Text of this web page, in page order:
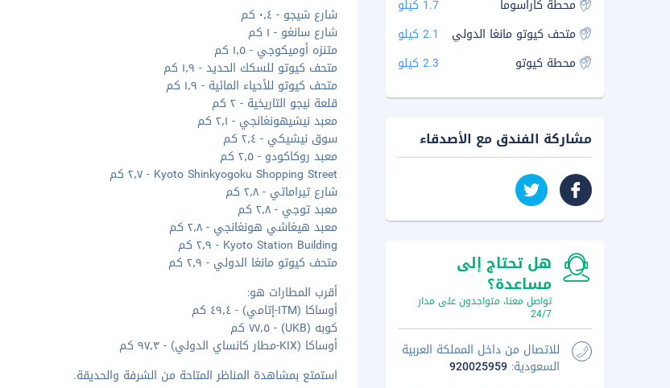
شارع شيجو - ٠٫٤ كم
شارع سانغو - ١ كم
متنزه أوميكوجي - ١٫٥ كم
متحف كيوتو للسكك الحديد - ١٫٩ كم
متحف كيوتو للأحياء المائية - ١٫٩ كم
قلعة نيجو التاريخية - ٢ كم
معبد نيشيهونغانجي - ٢٫١ كم
سوق نيشيكي - ٢٫٤ كم
معبد روكاكودو - ٢٫٥ كم
Kyoto Shinkyogoku Shopping Street - ٢٫٧ كم
شارع تيراماتي - ٢٫٨ كم
معبد توجي - ٢٫٨ كم
معبد هيغاشي هونغانجي - ٢٫٨ كم
Kyoto Station Building - ٢٫٩ كم
متحف كيوتو مانغا الدولي - ٢٫٩ كم
أقرب المطارات هو:
أوساكا (ITM-إتامي) - ٤٩٫٤ كم
كوبه (UKB) - ٧٧٫٥ كم
أوساكا (KIX-مطار كانساي الدولي) - ٩٧٫٣ كم
استمتع بمشاهدة المناظر المتاحة من الشرفة والحديقة.
محطة كاراسوما
1.7 كيلو
متحف كيوتو مانغا الدولي
2.1 كيلو
محطة كيوتو
2.3 كيلو
مشاركة الفندق مع الأصدقاء
هل تحتاج إلى
مساعدة؟
تواصل معنا، متواجدون على مدار
24/7
للاتصال من داخل المملكة العربية
السعودية: 920025959